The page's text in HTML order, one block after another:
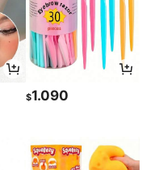
$1.090